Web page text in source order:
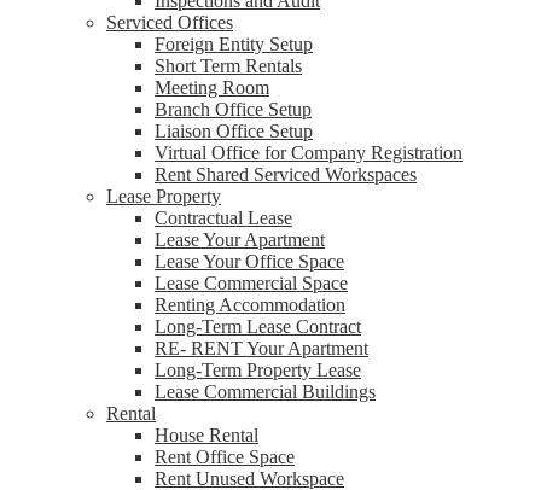
Serviced Offices
Foreign Entity Setup
Short Term Rentals
Meeting Room
Branch Office Setup
Liaison Office Setup
Virtual Office for Company Registration
Rent Shared Serviced Workspaces
Lease Property
Contractual Lease
Lease Your Apartment
Lease Your Office Space
Lease Commercial Space
Renting Accommodation
Long-Term Lease Contract
RE- RENT Your Apartment
Long-Term Property Lease
Lease Commercial Buildings
Rental
House Rental
Rent Office Space
Rent Unused Workspace